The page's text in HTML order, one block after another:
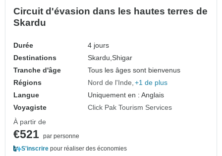
Circuit d'évasion dans les hautes terres de
Skardu
Durée
4 jours
Destinations
Skardu,Shigar
Tranche d'âge
Tous les âges sont bienvenus
Régions
Nord de l'Inde +1 de plus
Langue
Uniquement en : Anglais
Voyagiste
Click Pak Tourism Services
À partir de
€521 par personne
S'inscrire pour réaliser des économies